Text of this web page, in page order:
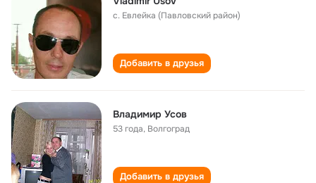
с. Евлейка (Павловский район)
Добавить в друзья
Владимир Усов
53 года, Волгоград
Добавить в друзья